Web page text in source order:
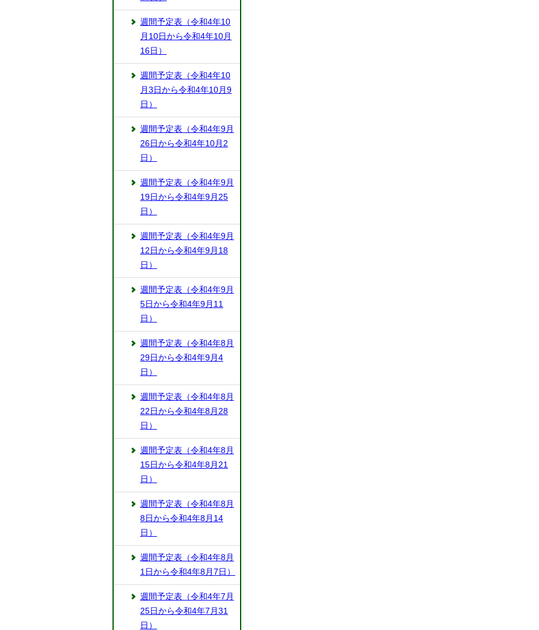
週間予定表（令和4年10
月10日から令和4年10月
16日）
週間予定表（令和4年10
月3日から令和4年10月9
日）
週間予定表（令和4年9月
26日から令和4年10月2
日）
週間予定表（令和4年9月
19日から令和4年9月25
日）
週間予定表（令和4年9月
12日から令和4年9月18
日）
週間予定表（令和4年9月
5日から令和4年9月11
日）
週間予定表（令和4年8月
29日から令和4年9月4
日）
週間予定表（令和4年8月
22日から令和4年8月28
日）
週間予定表（令和4年8月
15日から令和4年8月21
日）
週間予定表（令和4年8月
8日から令和4年8月14
日）
週間予定表（令和4年8月
1日から令和4年8月7日）
週間予定表（令和4年7月
25日から令和4年7月31
日）